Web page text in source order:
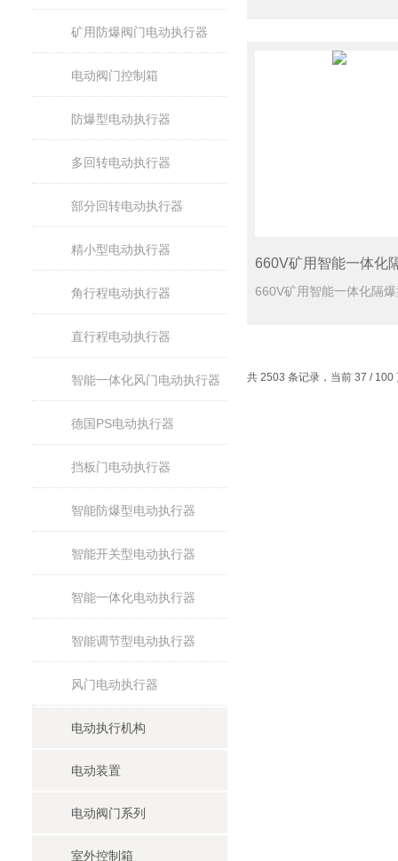
矿用防爆阀门电动执行器
电动阀门控制箱
防爆型电动执行器
多回转电动执行器
部分回转电动执行器
精小型电动执行器
角行程电动执行器
直行程电动执行器
智能一体化风门电动执行器
德国PS电动执行器
挡板门电动执行器
智能防爆型电动执行器
智能开关型电动执行器
智能一体化电动执行器
智能调节型电动执行器
风门电动执行器
电动执行机构
电动装置
电动阀门系列
室外控制箱
共 2503 条记录，当前 37 /